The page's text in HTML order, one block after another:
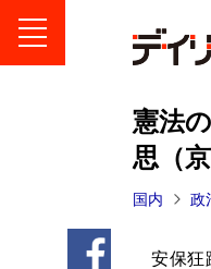
憲法
思（
国内 政
安保狂